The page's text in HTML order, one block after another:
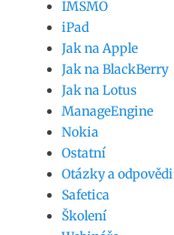
IMSMO
iPad
Jak na Apple
Jak na BlackBerry
Jak na Lotus
ManageEngine
Nokia
Ostatní
Otázky a odpovědi
Safetica
Školení